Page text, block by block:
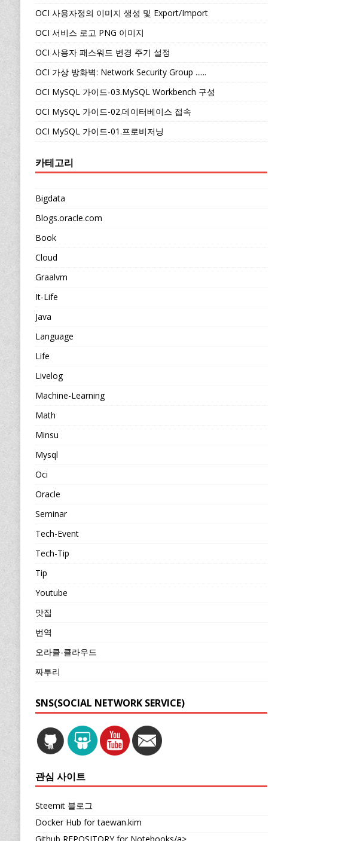
OCI 사용자정의 이미지 생성 및 Export/Import
OCI 서비스 로고 PNG 이미지
OCI 사용자 패스워드 변경 주기 설정
OCI 가상 방화벽: Network Security Group ......
OCI MySQL 가이드-03.MySQL Workbench 구성
OCI MySQL 가이드-02.데이터베이스 접속
OCI MySQL 가이드-01.프로비저닝
카테고리
Bigdata
Blogs.oracle.com
Book
Cloud
Graalvm
It-Life
Java
Language
Life
Livelog
Machine-Learning
Math
Minsu
Mysql
Oci
Oracle
Seminar
Tech-Event
Tech-Tip
Tip
Youtube
맛집
번역
오라클-클라우드
짜투리
SNS(SOCIAL NETWORK SERVICE)
관심 사이트
Steemit 블로그
Docker Hub for taewan.kim